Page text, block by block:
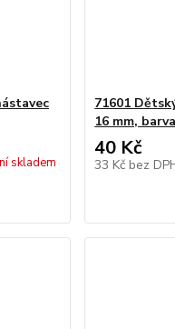
skladem
71601
16 mm,
40 Kč
33 Kč bez